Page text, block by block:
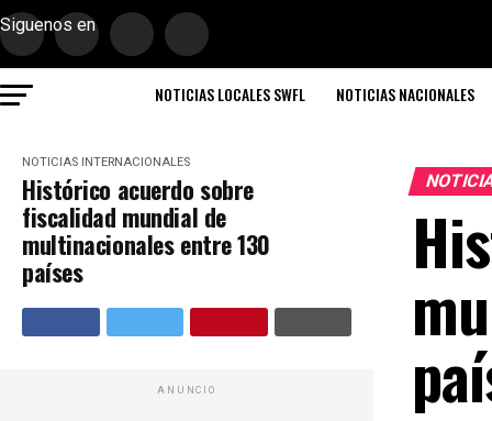
Siguenos en
NOTICIAS LOCALES SWFL NOTICIAS NACIONALES
NOTICIAS INTERNACIONALES
Histórico acuerdo sobre
fiscalidad mundial de
multinacionales entre 130
países
ANUNCIO